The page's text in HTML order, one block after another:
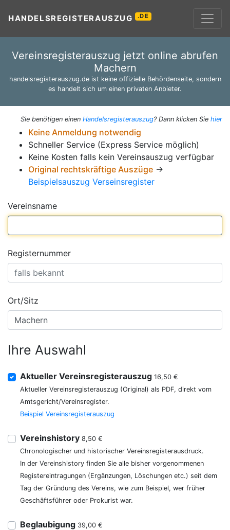
HANDELSREGISTERAUSZUG .DE
Vereinsregisterauszug jetzt online abrufen
Machern
handelsregisterauszug.de ist keine offizielle Behördenseite, sondern
es handelt sich um einen privaten Anbieter.
Sie benötigen einen Handelsregisterauszug? Dann klicken Sie hier
Keine Anmeldung notwendig
Schneller Service (Express Service möglich)
Keine Kosten falls kein Vereinsauszug verfügbar
Original rechtskräftige Auszüge →
Beispielsauszug Verseinsregister
Vereinsname
Registernummer
Ort/Sitz
Ihre Auswahl
Aktueller Vereinsregisterauszug 16,50 €
Aktueller Vereinsregisterauszug (Original) als PDF, direkt vom
Amtsgericht/Vereinsregister.
Beispiel Vereinsregisterauszug
Vereinshistory 8,50 €
Chronologischer und historischer Vereinsregisterausdruck.
In der Vereinshistory finden Sie alle bisher vorgenommenen
Registereintragungen (Ergänzungen, Löschungen etc.) seit dem
Tag der Gründung des Vereins, wie zum Beispiel, wer früher
Geschäftsführer oder Prokurist war.
Beglaubigung 39,00 €